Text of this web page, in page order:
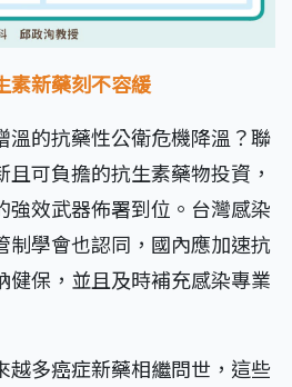
新藥刻不容緩
溫的抗藥性公衛危機降溫？聯
可負擔的抗生素藥物投資，
強效武器佈署到位。台灣感染
制學會也認同，國內應加速抗
健保，並且及時補充感染專業
越多癌症新藥相繼問世，這些